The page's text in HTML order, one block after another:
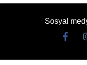
Sosyal